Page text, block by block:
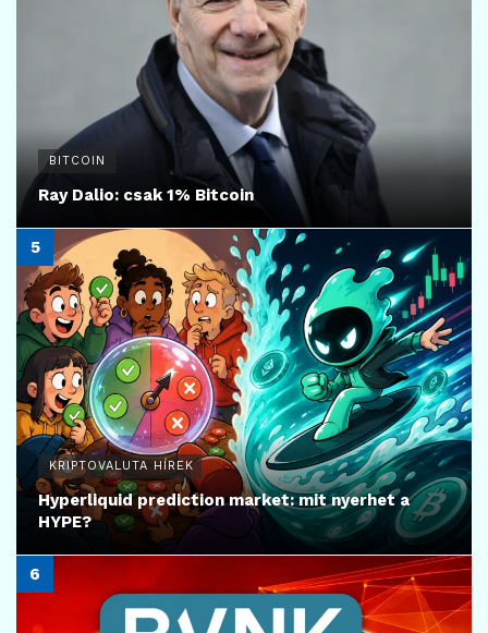
BITCOIN
Ray Dalio: csak 1% Bitcoin
KRIPTOVALUTA HÍREK
Hyperliquid prediction market: mit nyerhet a
HYPE?